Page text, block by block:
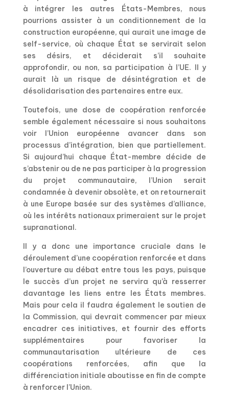
à intégrer les autres États-Membres, nous
pourrions assister à un conditionnement de la
construction européenne, qui aurait une image de
self-service, où chaque État se servirait selon
ses désirs, et déciderait s’il souhaite
approfondir, ou non, sa participation à l’UE. Il y
aurait là un risque de désintégration et de
désolidarisation des partenaires entre eux.
Toutefois, une dose de coopération renforcée
semble également nécessaire si nous souhaitons
voir l’Union européenne avancer dans son
processus d’intégration, bien que partiellement.
Si aujourd’hui chaque État-membre décide de
s’abstenir ou de ne pas participer à la progression
du projet communautaire, l’Union serait
condamnée à devenir obsolète, et on retournerait
à une Europe basée sur des systèmes d’alliance,
où les intérêts nationaux primeraient sur le projet
supranational.
Il y a donc une importance cruciale dans le
déroulement d’une coopération renforcée et dans
l’ouverture au débat entre tous les pays, puisque
le succès d’un projet ne servira qu’à resserrer
davantage les liens entre les États membres.
Mais pour cela il faudra également le soutien de
la Commission, qui devrait commencer par mieux
encadrer ces initiatives, et fournir des efforts
supplémentaires pour favoriser la
communautarisation ultérieure de ces
coopérations renforcées, afin que la
différenciation initiale aboutisse en fin de compte
à renforcer l’Union.